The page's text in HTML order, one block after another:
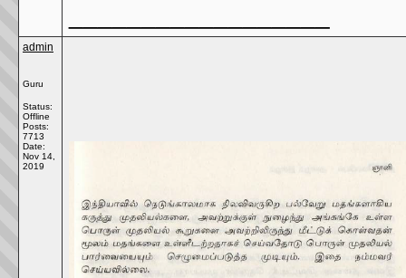
admin
Guru
Status:
Offline
Posts:
7713
Date:
Nov 14,
2019